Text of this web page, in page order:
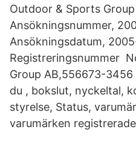
Outdoor & Sports Group
Ansökningsnummer,
Ansökningsdatum,
Registreringsnummer
Group AB,556673-
du , bokslut, nyckeltal,
styrelse, Status,
varumärken